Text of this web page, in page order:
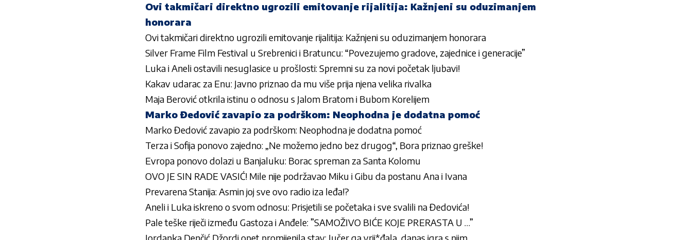
Ovi takmičari direktno ugrozili emitovanje rijalitija: Kažnjeni su oduzimanjem
honorara
Ovi takmičari direktno ugrozili emitovanje rijalitija: Kažnjeni su oduzimanjem honorara
Silver Frame Film Festival u Srebrenici i Bratuncu: “Povezujemo gradove, zajednice i generacije”
Luka i Aneli ostavili nesuglasice u prošlosti: Spremni su za novi početak ljubavi!
Kakav udarac za Enu: Javno priznao da mu više prija njena velika rivalka
Maja Berović otkrila istinu o odnosu s Jalom Bratom i Bubom Korelijem
Marko Đedović zavapio za podrškom: Neophodna je dodatna pomoć
Marko Đedović zavapio za podrškom: Neophodna je dodatna pomoć
Terza i Sofija ponovo zajedno: „Ne možemo jedno bez drugog“, Bora priznao greške!
Evropa ponovo dolazi u Banjaluku: Borac spreman za Santa Kolomu
OVO JE SIN RADE VASIĆ! Mile nije podržavao Miku i Gibu da postanu Ana i Ivana
Prevarena Stanija: Asmin joj sve ovo radio iza leđa!?
Aneli i Luka iskreno o svom odnosu: Prisjetili se početaka i sve svalili na Đedovića!
Pale teške riječi između Gastoza i Anđele: ”SAMOŽIVO BIĆE KOJE PRERASTA U …”